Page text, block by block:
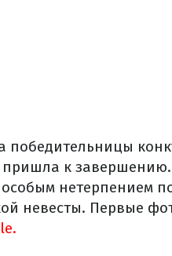
победительницы
к
нетерпением
невесты. Первые